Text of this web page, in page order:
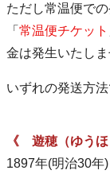
ただし常温便で
「 常温便チケット
金は発生いたしま
いずれの発送方
《 遊穂（ゆう
1897年(明治30